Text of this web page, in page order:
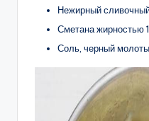
Нежирный
Сметана жирностью
Соль, черный